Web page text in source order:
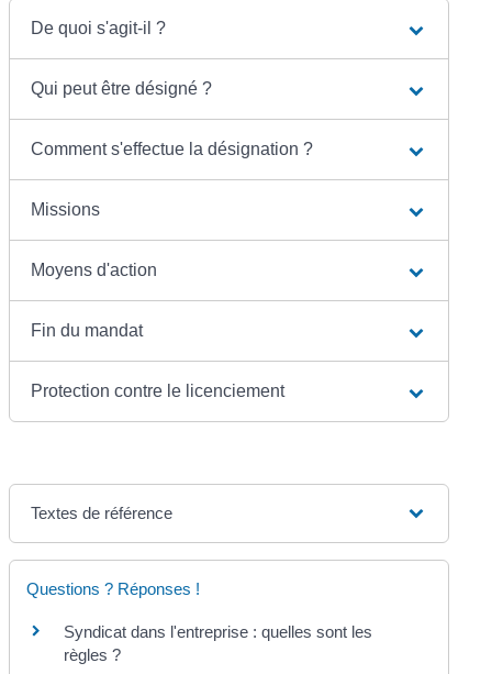
De quoi s'agit-il ?
Qui peut être désigné ?
Comment s'effectue la désignation ?
Missions
Moyens d'action
Fin du mandat
Protection contre le licenciement
Textes de référence
Questions ? Réponses !
Syndicat dans l'entreprise : quelles sont les
règles ?